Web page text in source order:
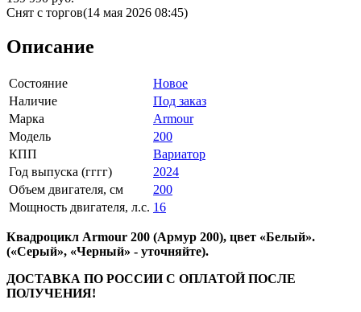
Снят с торгов(14 мая 2026 08:45)
Описание
Состояние
Новое
Наличие
Под заказ
Марка
Armour
Модель
200
КПП
Вариатор
Год выпуска (гггг)
2024
Объем двигателя, см
200
Мощность двигателя, л.с. 16
Квадроцикл Armour 200 (Армур 200), цвет «Белый».
(«Серый», «Черный» - уточняйте).
ДОСТАВКА ПО РОССИИ С ОПЛАТОЙ ПОСЛЕ
ПОЛУЧЕНИЯ!